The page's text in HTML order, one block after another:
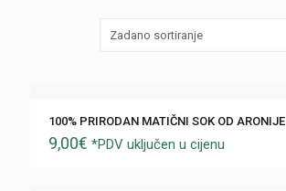
100% PRIRODAN MATIČNI SOK OD ARONIJE
9,00€ *PDV uključen u cijenu